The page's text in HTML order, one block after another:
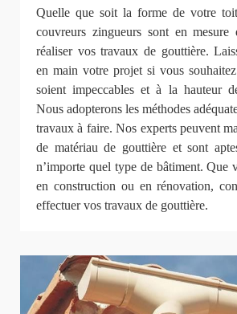
Quelle que soit la forme de votre
couvreurs zingueurs sont en mesure
réaliser vos travaux de gouttière.
en main votre projet si vous
soient impeccables et à la hauteur
Nous adopterons les méthodes
travaux à faire. Nos experts peuvent
de matériau de gouttière et sont
n’importe quel type de bâtiment. Que
en construction ou en rénovation,
effectuer vos travaux de gouttière.